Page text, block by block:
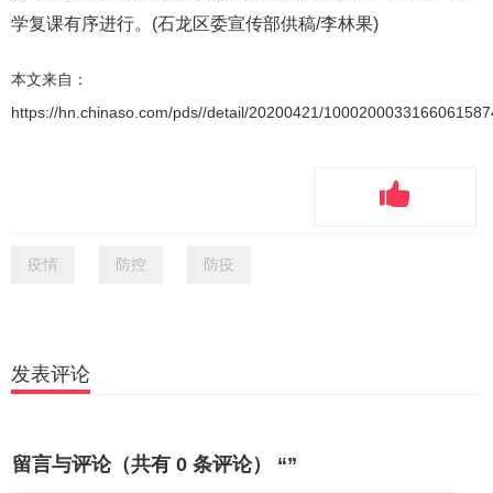
学复课有序进行。(石龙区委宣传部供稿/李林果)
本文来自：
https://hn.chinaso.com/pds//detail/20200421/
疫情 防控 防疫
发表评论
留言与评论（共有 0 条评论） “”